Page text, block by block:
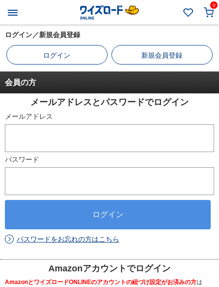
0
ログイン／新規会員登録
ログイン 新規会員登録
会員の方
メールアドレスとパスワードでログイン
メールアドレス
パスワード
パスワードをお忘れの方はこちら
Amazonアカウントでログイン
AmazonとワイズロードONLINEのアカウントの紐づけ設定がお済みの方は